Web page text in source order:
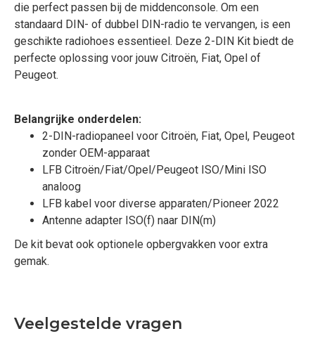
die perfect passen bij de middenconsole. Om een
standaard DIN- of dubbel DIN-radio te vervangen, is een
geschikte radiohoes essentieel. Deze 2-DIN Kit biedt de
perfecte oplossing voor jouw Citroën, Fiat, Opel of
Peugeot.
Belangrijke onderdelen:
2-DIN-radiopaneel voor Citroën, Fiat, Opel, Peugeot
zonder OEM-apparaat
LFB Citroën/Fiat/Opel/Peugeot ISO/Mini ISO
analoog
LFB kabel voor diverse apparaten/Pioneer 2022
Antenne adapter ISO(f) naar DIN(m)
De kit bevat ook optionele opbergvakken voor extra
gemak.
Veelgestelde vragen